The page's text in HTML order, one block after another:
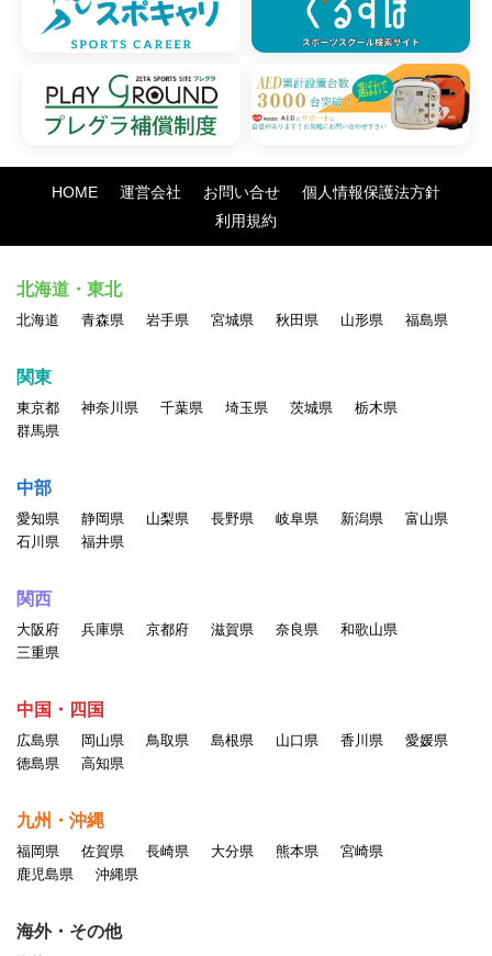
HOME 運営会社 お問い合せ
個人情報保護法方針
利用規約
北海道・東北
北海道 青森県 岩手県 宮城県 秋田県 山形県 福島県
関東
東京都 神奈川県 千葉県 埼玉県 茨城県
栃木県
群馬県
中部
愛知県 静岡県 山梨県 長野県 岐阜県 新潟県
富山県
石川県
福井県
関西
大阪府 兵庫県 京都府 滋賀県 奈良県
和歌山県
三重県
中国・四国
広島県 岡山県 鳥取県 島根県 山口県 香川県
愛媛県
徳島県
高知県
九州・沖縄
福岡県 佐賀県 長崎県 大分県 熊本県
宮崎県
鹿児島県
沖縄県
海外・その他